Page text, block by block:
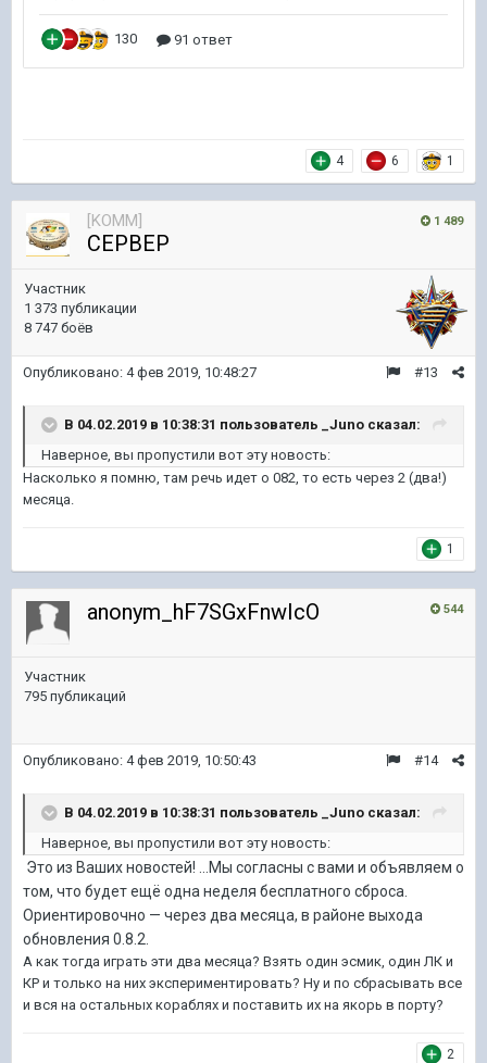
4 6 1
1 489
[KOMM]
CEPBEP
Участник
1 373 публикации
8 747 боёв
#13
Опубликовано: 4 фев 2019, 10:48:27
В 04.02.2019 в 10:38:31 пользователь _Juno сказал:
Наверное, вы пропустили вот эту новость:
Насколько я помню, там речь идет о 082, то есть через 2 (два!)
месяца.
1
544
anonym_hF7SGxFnwIcO
Участник
795 публикаций
#14
Опубликовано: 4 фев 2019, 10:50:43
В 04.02.2019 в 10:38:31 пользователь _Juno сказал:
Наверное, вы пропустили вот эту новость:
Это из Ваших новостей! ...Мы согласны с вами и объявляем о
том, что будет ещё одна неделя бесплатного сброса.
Ориентировочно — через два месяца, в районе выхода
обновления 0.8.2.
А как тогда играть эти два месяца? Взять один эсмик, один ЛК и
КР и только на них экспериментировать? Ну и по сбрасывать все
и вся на остальных кораблях и поставить их на якорь в порту?
2